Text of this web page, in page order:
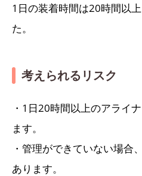
1日の装着時間は20時間以
た。
考えられるリスク
・1日20時間以上のアライ
ます。
・管理ができていない場合
あります。